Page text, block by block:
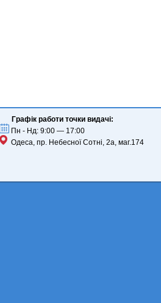
Графік работи точки видачі:
Пн - Нд: 9:00 — 17:00
Одеса, пр. Небесної Сотні, 2а, маг.174